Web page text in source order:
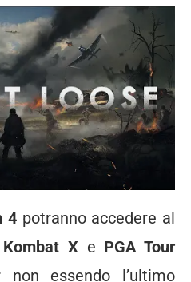
4 potranno accedere al
Xe PGA Tour
essendo l’ultimo